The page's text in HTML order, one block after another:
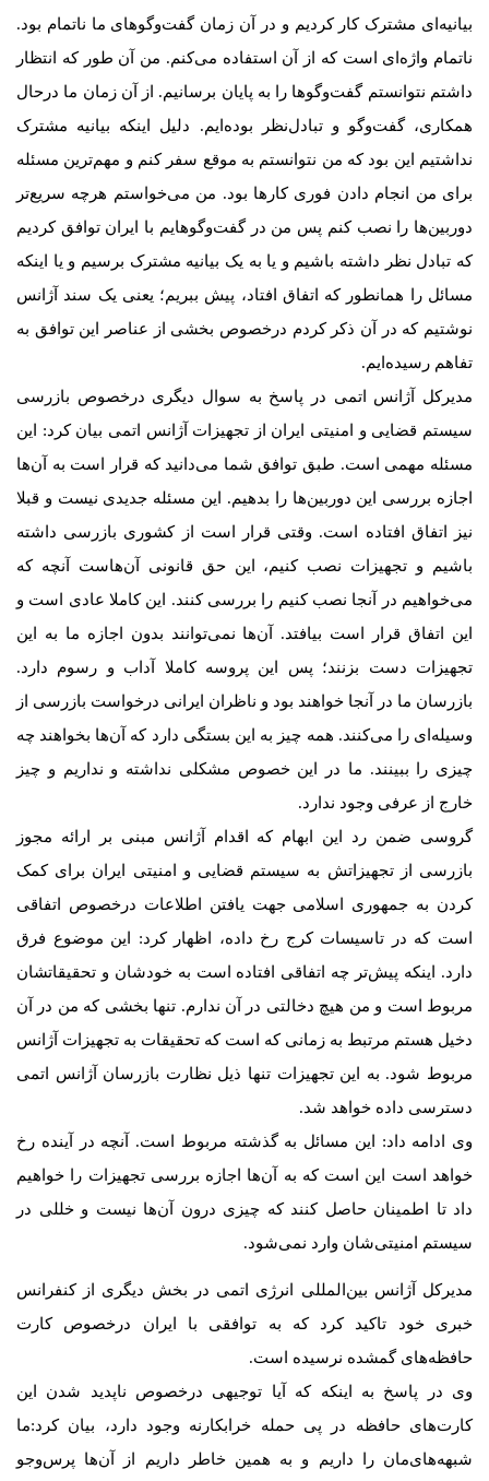
بیانیه‌ای مشترک کار کردیم و در آن زمان گفت‌وگوهای ما ناتمام بود.
ناتمام واژه‌ای است که از آن استفاده می‌کنم. من آن طور که انتظار
داشتم نتوانستم گفت‌وگوها را به پایان برسانیم. از آن زمان ما درحال
همکاری، گفت‌وگو و تبادل‌نظر بوده‌ایم. دلیل اینکه بیانیه مشترک
نداشتیم این بود که من نتوانستم به موقع سفر کنم و مهم‌ترین مسئله
برای من انجام دادن فوری کارها بود. من می‌خواستم هرچه سریع‌تر
دوربین‌ها را نصب کنم پس من در گفت‌وگوهایم با ایران توافق کردیم
که تبادل نظر داشته باشیم و یا به یک بیانیه مشترک برسیم و یا اینکه
مسائل را همانطور که اتفاق افتاد، پیش ببریم؛ یعنی یک سند آژانس
نوشتیم که در آن ذکر کردم درخصوص بخشی از عناصر این توافق به
تفاهم رسیده‌ایم.
مدیرکل آژانس اتمی در پاسخ به سوال دیگری درخصوص بازرسی
سیستم قضایی و امنیتی ایران از تجهیزات آژانس اتمی بیان کرد: این
مسئله مهمی است. طبق توافق شما می‌دانید که قرار است به آن‌ها
اجازه بررسی این دوربین‌ها را بدهیم. این مسئله جدیدی نیست و قبلا
نیز اتفاق افتاده است. وقتی قرار است از کشوری بازرسی داشته
باشیم و تجهیزات نصب کنیم، این حق قانونی آن‌هاست آنچه که
می‌خواهیم در آنجا نصب کنیم را بررسی کنند. این کاملا عادی است و
این اتفاق قرار است بیافتد. آن‌ها نمی‌توانند بدون اجازه ما به این
تجهیزات دست بزنند؛ پس این پروسه کاملا آداب و رسوم دارد.
بازرسان ما در آنجا خواهند بود و ناظران ایرانی درخواست بازرسی از
وسیله‌ای را می‌کنند. همه چیز به این بستگی دارد که آن‌ها بخواهند چه
چیزی را ببینند. ما در این خصوص مشکلی نداشته و نداریم و چیز
خارج از عرفی وجود ندارد.
گروسی ضمن رد این ابهام که اقدام آژانس مبنی بر ارائه مجوز
بازرسی از تجهیزاتش به سیستم قضایی و امنیتی ایران برای کمک
کردن به جمهوری اسلامی جهت یافتن اطلاعات درخصوص اتفاقی
است که در تاسیسات کرج رخ داده، اظهار کرد: این موضوع فرق
دارد. اینکه پیش‌تر چه اتفاقی افتاده است به خودشان و تحقیقاتشان
مربوط است و من هیچ دخالتی در آن ندارم. تنها بخشی که من در آن
دخیل هستم مرتبط به زمانی که است که تحقیقات به تجهیزات آژانس
مربوط شود. به این تجهیزات تنها ذیل نظارت بازرسان آژانس اتمی
دسترسی داده خواهد شد.
وی ادامه داد: این مسائل به گذشته مربوط است. آنچه در آینده رخ
خواهد است این است که به آن‌ها اجازه بررسی تجهیزات را خواهیم
داد تا اطمینان حاصل کنند که چیزی درون آن‌ها نیست و خللی در
سیستم امنیتی‌شان وارد نمی‌شود.
مدیرکل آژانس بین‌المللی انرژی اتمی در بخش دیگری از کنفرانس
خبری خود تاکید کرد که به توافقی با ایران درخصوص کارت
حافظه‌های گمشده نرسیده است.
وی در پاسخ به اینکه که آیا توجیهی درخصوص ناپدید شدن این
کارت‌های حافظه در پی حمله خرابکارنه وجود دارد، بیان کرد:ما
شبهه‌های‌مان را داریم و به همین خاطر داریم از آن‌ها پرس‌وجو